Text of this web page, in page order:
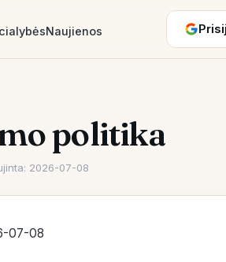
Naujienos
politika
2026-07-08
07-08